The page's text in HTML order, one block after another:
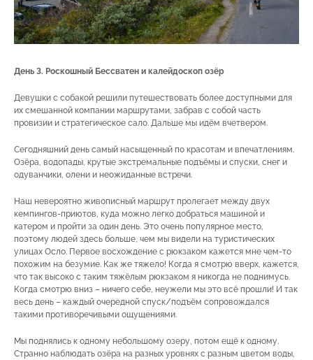
День 3. Роскошный Бессватен и калейдоскоп озёр
Девушки с собакой решили путешествовать более доступными для
их смешанной компании маршрутами, забрав с собой часть
провизии и стратегическое сало. Дальше мы идём вчетвером.
Сегодняшний день самый насыщенный по красотам и впечатлениям.
Озёра, водопады, крутые экстремальные подъёмы и спуски, снег и
одуванчики, олени и неожиданные встречи.
Наш невероятно живописный маршрут пролегает между двух
кемпингов-приютов, куда можно легко добраться машиной и
катером и пройти за один день. Это очень популярное место,
поэтому людей здесь больше, чем мы видели на туристических
улицах Осло. Первое восхождение с рюкзаком кажется мне чем-то
похожим на безумие. Как же тяжело! Когда я смотрю вверх, кажется,
что так высоко с таким тяжёлым рюкзаком я никогда не поднимусь.
Когда смотрю вниз – ничего себе, неужели мы это всё прошли! И так
весь день – каждый очередной спуск/подъём сопровождался
такими противоречивыми ощущениями.
Мы поднялись к одному небольшому озеру, потом ещё к одному.
Странно наблюдать озёра на разных уровнях с разным цветом воды,